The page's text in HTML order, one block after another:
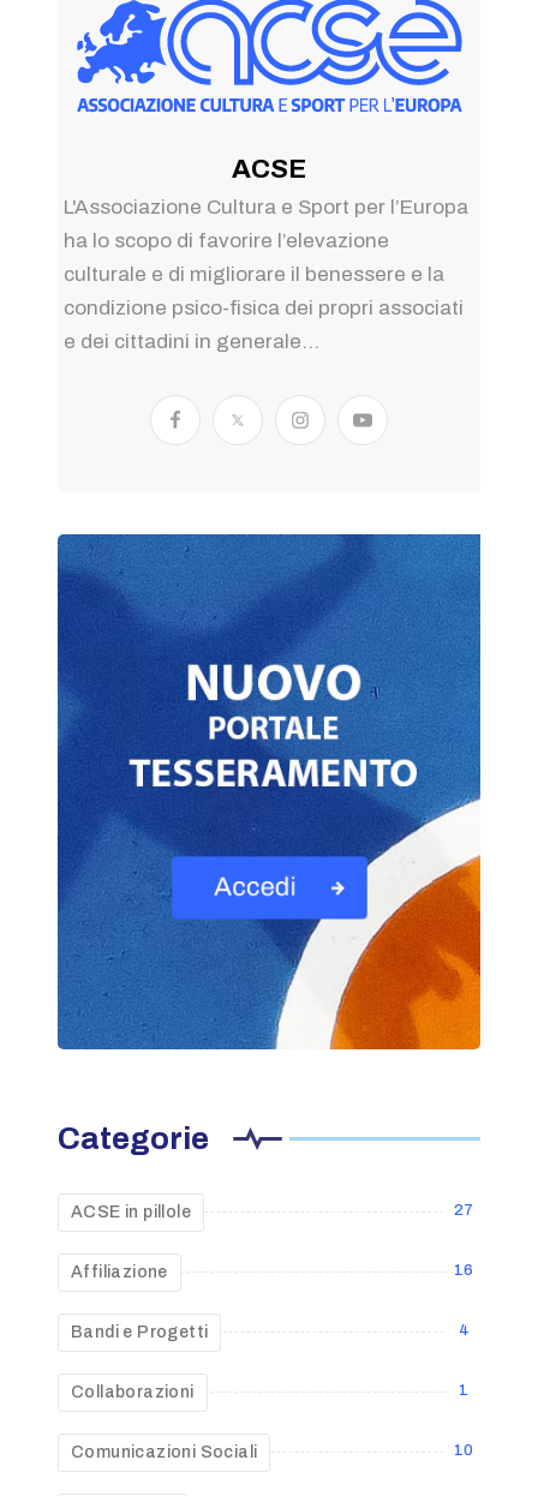
ACSE
L'Associazione Cultura e Sport per l’Europa
ha lo scopo di favorire l’elevazione
culturale e di migliorare il benessere e la
condizione psico-fisica dei propri associati
e dei cittadini in generale...
Categorie
ACSE in pillole 27
Affiliazione 16
Bandi e Progetti 4
Collaborazioni 1
Comunicazioni Sociali 10